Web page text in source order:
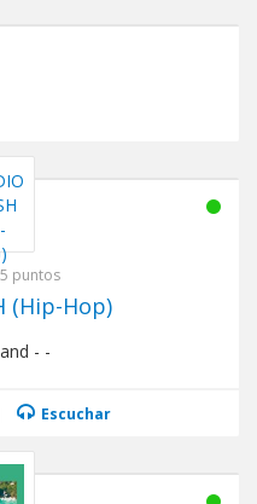
puntos
(Hip-Hop)
- -
Escuchar